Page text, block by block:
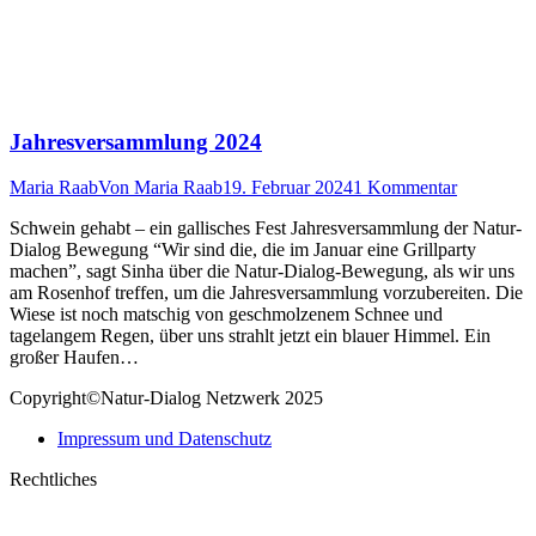
Jahresversammlung 2024
Maria RaabVon Maria Raab19. Februar 20241 Kommentar
Schwein gehabt – ein gallisches Fest Jahresversammlung der Natur-
Dialog Bewegung “Wir sind die, die im Januar eine Grillparty
machen”, sagt Sinha über die Natur-Dialog-Bewegung, als wir uns
am Rosenhof treffen, um die Jahresversammlung vorzubereiten. Die
Wiese ist noch matschig von geschmolzenem Schnee und
tagelangem Regen, über uns strahlt jetzt ein blauer Himmel. Ein
großer Haufen…
Copyright©Natur-Dialog Netzwerk 2025
Impressum und Datenschutz
Rechtliches